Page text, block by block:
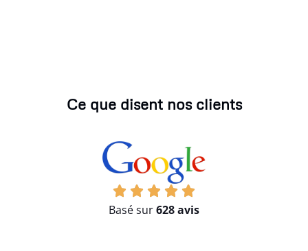
Ce que disent nos clients
Basé sur628 avis